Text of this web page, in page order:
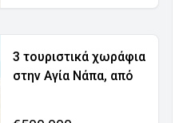
3 τουριστικά χωράφια
στην Αγία Νάπα, από